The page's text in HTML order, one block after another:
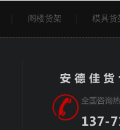
阁楼货架 模具货